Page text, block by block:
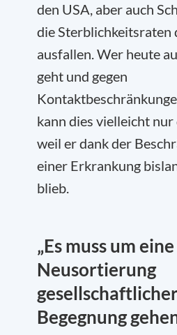
den USA, aber auch
die Sterblichkeitsraten
ausfallen. Wer heute
geht und gegen
kann dies vielleicht nur
weil er dank der
einer Erkrankung
blieb.
„Es muss um eine
Neusortierung
Begegnung